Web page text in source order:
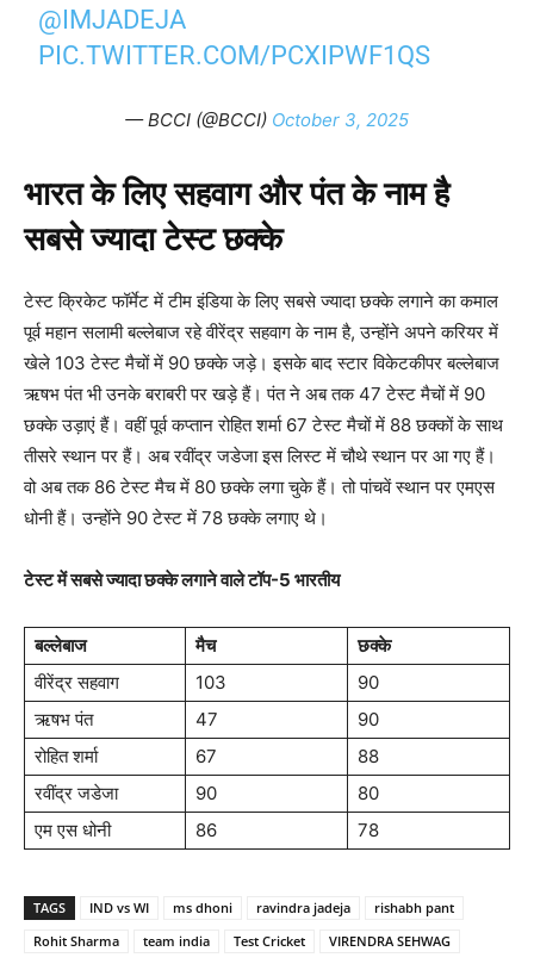
@IMJADEJA
PIC.TWITTER.COM/PCXIPWF1QS
— BCCI (@BCCI) October 3, 2025
भारत के लिए सहवाग और पंत के नाम है
सबसे ज्यादा टेस्ट छक्के
टेस्ट क्रिकेट फॉर्मेट में टीम इंडिया के लिए सबसे ज्यादा छक्के लगाने का कमाल
पूर्व महान सलामी बल्लेबाज रहे वीरेंद्र सहवाग के नाम है, उन्होंने अपने करियर में
खेले 103 टेस्ट मैचों में 90 छक्के जड़े। इसके बाद स्टार विकेटकीपर बल्लेबाज
ऋषभ पंत भी उनके बराबरी पर खड़े हैं। पंत ने अब तक 47 टेस्ट मैचों में 90
छक्के उड़ाएं हैं। वहीं पूर्व कप्तान रोहित शर्मा 67 टेस्ट मैचों में 88 छक्कों के साथ
तीसरे स्थान पर हैं। अब रवींद्र जडेजा इस लिस्ट में चौथे स्थान पर आ गए हैं।
वो अब तक 86 टेस्ट मैच में 80 छक्के लगा चुके हैं। तो पांचवें स्थान पर एमएस
धोनी हैं। उन्होंने 90 टेस्ट में 78 छक्के लगाए थे।
टेस्ट में सबसे ज्यादा छक्के लगाने वाले टॉप-5 भारतीय
बल्लेबाज मैच
छक्के
वीरेंद्र सहवाग
103
90
ऋषभ पंत
47
90
रोहित शर्मा
67
88
रवींद्र जडेजा
90
80
एम एस धोनी
86 78
TAGS IND vs WI ms dhoni ravindra jadeja
rishabh pant
Rohit Sharma
team india Test Cricket VIRENDRA SEHWAG